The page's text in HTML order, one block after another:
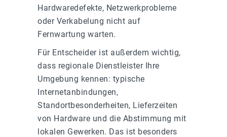
Hardwaredefekte, Netzwerkprobleme
oder Verkabelung nicht auf
Fernwartung warten.
Für Entscheider ist außerdem wichtig,
dass regionale Dienstleister Ihre
Umgebung kennen: typische
Internetanbindungen,
Standortbesonderheiten, Lieferzeiten
von Hardware und die Abstimmung mit
lokalen Gewerken. Das ist besonders